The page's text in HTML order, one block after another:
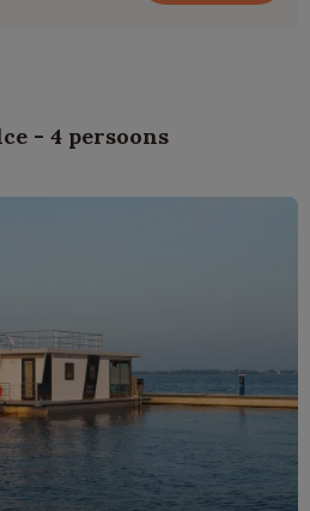
- 4 persoons